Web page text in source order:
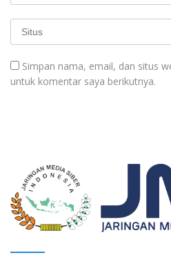
Simpan nama, email, dan situs
untuk komentar saya berikutnya.